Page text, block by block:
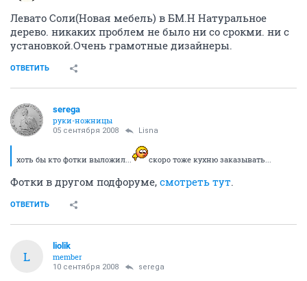
Левато Соли(Новая мебель) в БМ.Н Натуральное
дерево. никаких проблем не было ни со срокми. ни с
установкой.Очень грамотные дизайнеры.
ОТВЕТИТЬ
serega
руки-ножницы
05 сентября 2008 Lisna
хоть бы кто фотки выложил... скоро тоже кухню заказывать...
Фотки в другом подфоруме, смотреть тут.
ОТВЕТИТЬ
L
liolik
member
10 сентября 2008 serega